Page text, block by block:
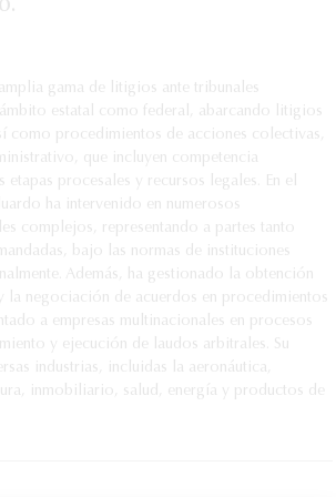
gama de litigios ante tribunales
estatal como federal, abarcando litigios
como procedimientos de acciones colectivas,
que incluyen competencia
etapas procesales y recursos legales. En el
ha intervenido en numerosos
complejos, representando a partes tanto
bajo las normas de instituciones
Además, ha gestionado la obtención
la negociación de acuerdos en procedimientos
a empresas multinacionales en procesos
y ejecución de laudos arbitrales. Su
industrias, incluidas la aeronáutica,
inmobiliario, salud, energía y productos de